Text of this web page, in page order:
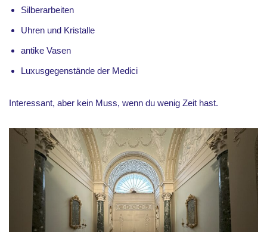
Silberarbeiten
Uhren und Kristalle
antike Vasen
Luxusgegenstände der Medici
Interessant, aber kein Muss, wenn du wenig Zeit hast.